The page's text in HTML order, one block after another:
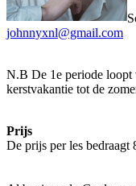
johnnyxnl@gmail.com
N.B De 1e periode loopt
kerstvakantie tot de
Prijs
De prijs per les